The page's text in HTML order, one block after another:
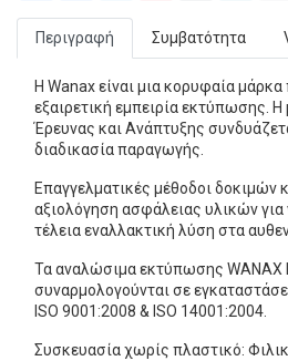
Περιγραφή Συμβατότητα
Η Wanax είναι μια κορυφαία
εξαιρετική εμπειρία εκτύπωσης.
Έρευνας και Ανάπτυξης
διαδικασία παραγωγής.
Επαγγελματικές μέθοδοι δοκιμών
αξιολόγηση ασφάλειας υλικών
τέλεια εναλλακτική λύση στα
Τα αναλώσιμα εκτύπωσης WANAX
συναρμολογούνται σε
ISO 9001:2008 & ISO 14001:2004.
Συσκευασία χωρίς πλαστικό: